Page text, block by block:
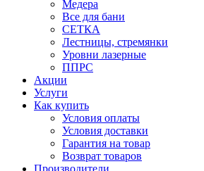
Медера
Все для бани
СЕТКА
Лестницы, стремянки
Уровни лазерные
ППРС
Акции
Услуги
Как купить
Условия оплаты
Условия доставки
Гарантия на товар
Возврат товаров
Производители